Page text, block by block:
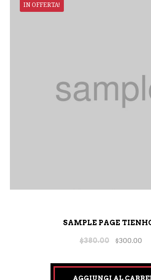
IN OFFERTA!
SAMPLE PAGE
$380.00 $300.00
AGGIUNGI AL